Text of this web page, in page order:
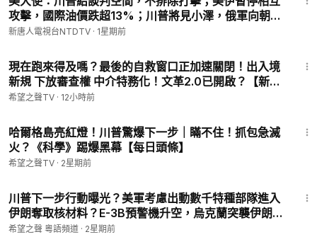
578-0088
🤝廣告合作洽談 ►soh-tv@soundofhope.org
🍀自動翻牆APP ►
https://x.co/ohope
訂閱電子報👉https://landofhope.tv/%E9%AB%98%E6%B
D%94-email
▬▬▬▬▬▬▬▬▬▬▬▬▬▬▬▬
灣、美國、歐洲等全世界的最新新聞，我們的新聞直播會有知名
評論員分析當前的時政新聞、即時新聞和實時新聞等; 希望之聲
真相節目深受大陸觀眾喜愛。當前中共已成全世界焦點，習近平
為您及時報導。
----------------------
攻擊，國際油價跌超13%；川普將見小澤，俄軍向朝鮮
求增兵3萬；太子集團頭目被批捕，新增2項罪名【早間
新唐人電視台NTDTV · 1星期前
現在跑來得及嗎？最後的自救窗口正加速關閉！出入境
新規 下放審查權 中介特務化！文革2.0已開啟？【新聞
大事件】
希望之聲TV · 12小時前
哈爾格島亮紅燈！川普驚爆下一步｜瞞不住！抓包急滅
火？《科學》踢爆黑幕【每日頭條】
希望之聲TV · 2星期前
川普下一步行動曝光？美軍考慮出動數千特種部隊進入
伊朗奪取核材料？E-3B預警機升空，烏克蘭突襲伊朗軍
艦，中東與俄烏戰場或全面連線？【國際風雲】
希望之聲 粵語頻道 · 2星期前